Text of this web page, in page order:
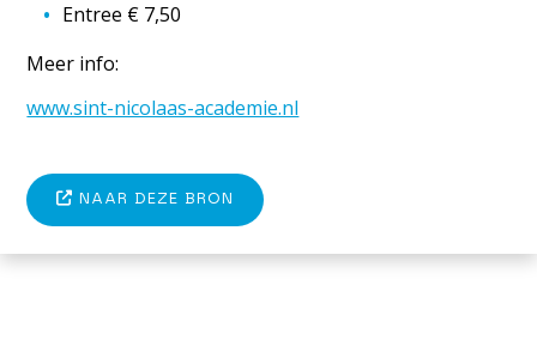
Entree € 7,50
Meer info:
www.sint-nicolaas-academie.nl
NAAR DEZE BRON